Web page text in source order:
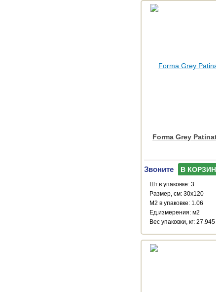
Forma Grey
Звоните В КОРЗИНУ
Шт.в упаковке: 3
Размер, см: 30x120
М2 в упаковке: 1.06
Ед.измерения: м2
Веc упаковки, кг: 27.945